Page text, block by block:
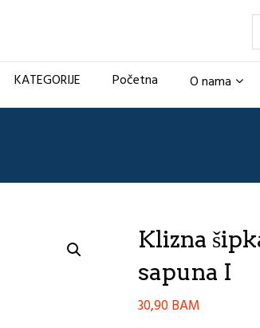
KATEGORIJE Početna O nama
Klizna
sapuna I
30,90 BAM